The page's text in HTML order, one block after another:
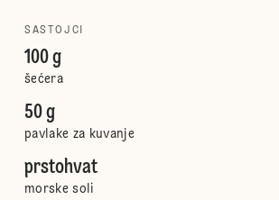
SASTOJCI
100 g
šećera
50 g
pavlake za kuvanje
prstohvat
morske soli